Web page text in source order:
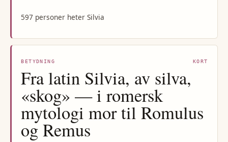
597 personer heter Silvia
BETYDNING KORT
Fra latin Silvia, av silva,
«skog» — i romersk
mytologi mor til Romulus
og Remus